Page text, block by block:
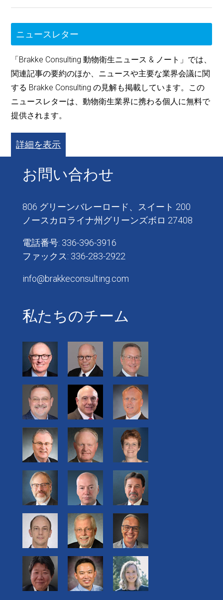
ニュースレター
「Brakke Consulting 動物衛生ニュース & ノート」では、
関連記事の要約のほか、ニュースや主要な業界会議に関
する Brakke Consulting の見解も掲載しています。この
ニュースレターは、動物衛生業界に携わる個人に無料で
提供されます。
詳細を表示
お問い合わせ
806 グリーンバレーロード、スイート 200
ノースカロライナ州グリーンズボロ 27408
電話番号: 336-396-3916
ファックス: 336-283-2922
info@brakkeconsulting.com
私たちのチーム